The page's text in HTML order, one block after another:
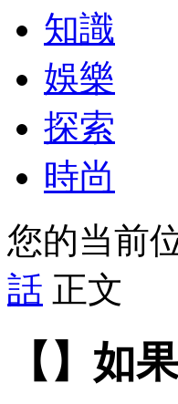
知識
娛樂
探索
時尚
您的当前
話 正文
【】如